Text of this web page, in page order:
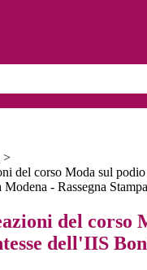
>
del corso Moda sul
Modena - Rassegna Stampa
del corso
dell'IIS